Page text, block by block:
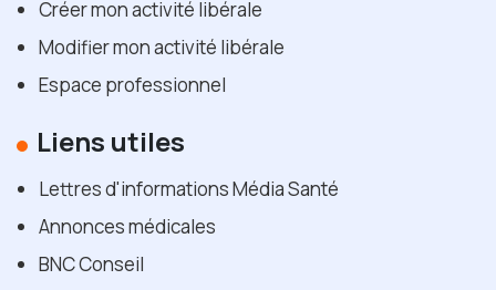
Créer mon activité libérale
Modifier mon activité libérale
Espace professionnel
Liens utiles
Lettres d'informations Média Santé
Annonces médicales
BNC Conseil